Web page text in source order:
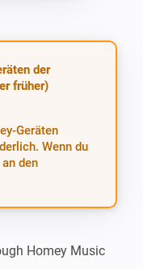
der
früher)
Geräten
Wenn du
den
Homey Music